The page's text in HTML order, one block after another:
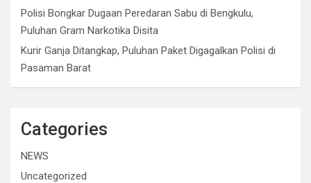
Polisi Bongkar Dugaan Peredaran Sabu di Bengkulu,
Puluhan Gram Narkotika Disita
Kurir Ganja Ditangkap, Puluhan Paket Digagalkan Polisi di
Pasaman Barat
Categories
NEWS
Uncategorized